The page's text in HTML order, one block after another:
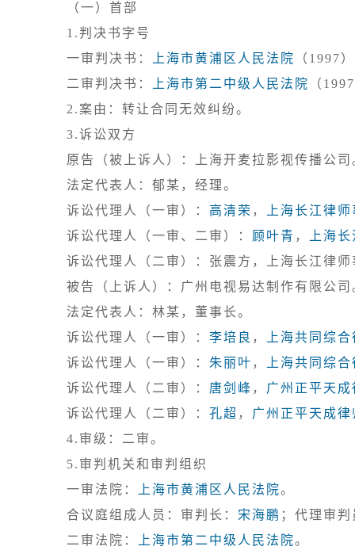
（一）首部
1.判决书字号
一审判决书：
上海市黄浦区人民法院
（1997
二审判决书：
上海市第二中级人民法院
3.诉讼双方
原告（被上诉人）：上海开麦拉影视传播公司
法定代表人：郁某，经理。
诉讼代理人（一审）： 高清荣 ，
上海长江律
诉讼代理人（一审、二审）： 顾叶青 ，
上海
诉讼代理人（二审）：张震方，上海长江律
被告（上诉人）：广州电视易达制作有限公司
法定代表人：林某，董事长。
诉讼代理人（一审）： 李培良 ，
上海共同综
诉讼代理人（一审）： 朱丽叶 ，
上海共同综
诉讼代理人（二审）： 唐剑峰 ， 广州正平天
诉讼代理人（二审）： 孔超 ， 广州正平天成
4.审级：二审。
5.审判机关和审判组织
一审法院：
上海市黄浦区人民法院。
合议庭组成人员：审判长： 宋海鹏 ；代理审
二审法院：
上海市第二中级人民法院。